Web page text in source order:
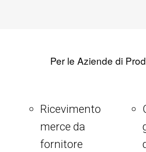
Per le Aziende di
Ricevimento
merce da
fornitore